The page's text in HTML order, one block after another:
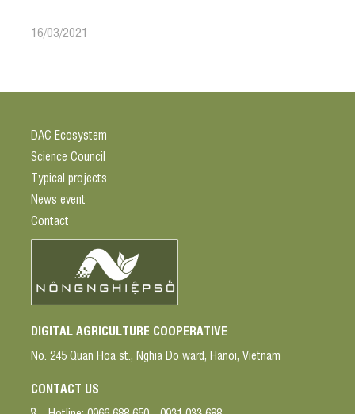
16/03/2021
DAC Ecosystem
Science Council
Typical projects
News event
Contact
DIGITAL AGRICULTURE COOPERATIVE
No. 245 Quan Hoa st., Nghia Do ward, Hanoi, Vietnam
CONTACT US